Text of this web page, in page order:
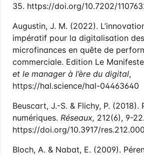
35. https://doi.org/10.7202/
Augustin, J. M. (2022).
impératif pour la digitalisation
microfinances en quête de
commerciale. Edition Le
et le manager à l’ère du digital,
https://hal.science/hal-04463640
Beuscart, J.-S. & Flichy, P. (2018).
numériques. Réseaux, 212(6), 9-22.
https://doi.org/10.3917/
Bloch, A. & Nabat, E. (2009).